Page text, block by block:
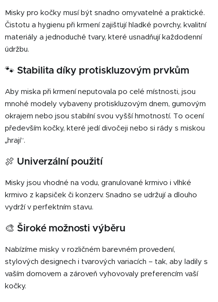
s
u
Misky pro kočky musí být snadno omyvatelné a praktické.
Čistotu a hygienu při krmení zajišťují hladké povrchy, kvalitní
materiály a jednoduché tvary, které usnadňují každodenní
údržbu.
🐾 Stabilita díky protiskluzovým prvkům
Aby miska při krmení neputovala po celé místnosti, jsou
mnohé modely vybaveny protiskluzovým dnem, gumovým
okrajem nebo jsou stabilní svou vyšší hmotností. To ocení
především kočky, které jedí divočeji nebo si rády s miskou
„hrají“.
🍖 Univerzální použití
Misky jsou vhodné na vodu, granulované krmivo i vlhké
krmivo z kapsiček či konzerv. Snadno se udržují a dlouho
vydrží v perfektním stavu.
🎨 Široké možnosti výběru
Nabízíme misky v rozličném barevném provedení,
stylových designech i tvarových variacích – tak, aby ladily s
vaším domovem a zároveň vyhovovaly preferencím vaší
kočky.